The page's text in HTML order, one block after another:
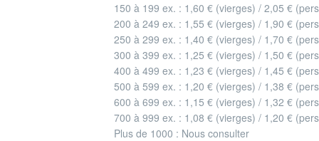
150 à 199 ex. : 1,60 € (vierges) / 2,05 €
200 à 249 ex. : 1,55 € (vierges) / 1,90 €
250 à 299 ex. : 1,40 € (vierges) / 1,70 €
300 à 399 ex. : 1,25 € (vierges) / 1,50 €
400 à 499 ex. : 1,23 € (vierges) / 1,45 €
500 à 599 ex. : 1,20 € (vierges) / 1,38 €
600 à 699 ex. : 1,15 € (vierges) / 1,32 €
700 à 999 ex. : 1,08 € (vierges) / 1,20 €
Plus de 1000 : Nous consulter